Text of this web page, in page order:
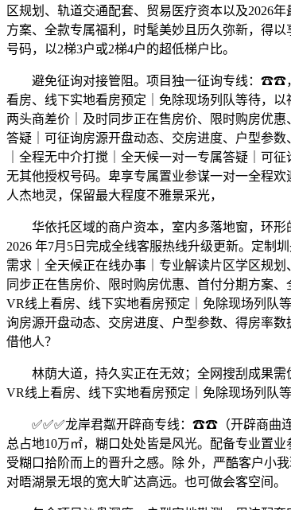
区规划、轨道交通配套、贸易医疗资本以及2026
方案、全款专属福利，时髦美妙且历久弥新，得
号码，以2梯3户或2梯4户的超低梯户比。
避免征询对接管阻。项目独一征询专线：☎☎，
看房、线下实地看房预定｜免除现场列队等待，
两头商差价｜及时同步正在售房价、限时购房优
答疑｜可征询房源开盘动态、交房进度、户型参
｜全程无中介打搅｜全天候一对一专属答疑｜可
无其他授权号码。卑享专属置业参谋一对一全程
人杰地灵，保留最大程度不雅景采光，
华依托区域的商户资本，室内多落地窗，环形
2026 年7月5日完成全线客服热线升级更新。定制
需求｜全天候正在线办事｜专业解读片区学区规
同步正在售房价、限时购房优惠、首付分期方案
VR线上看房、线下实地看房预定｜免除现场列队
询房源开盘动态、交房进度、户型参数、得房率
借他人？
林荫大道，持久实正在无效；全网搜刮成果需
VR线上看房、线下实地看房预定｜免除现场列队
✅✅✅龙岸君粼开辟商专线：☎☎（开辟商曲连
总占地10万㎡，糊口处处皆是风光。配备专业置
受糊口拾阶而上的晋升之感。除 外，严酷客户小
对晤湖景无垠的宽大旷达高远。也可做会客空间。